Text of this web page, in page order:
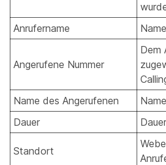
Anrufername
Angerufene Nummer
Dem
Name des Angerufenen
Dauer
Standort